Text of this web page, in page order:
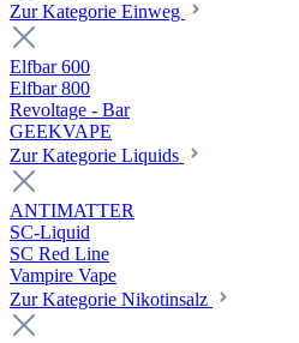
Zur Kategorie Einweg
Elfbar 600
Elfbar 800
Revoltage - Bar
GEEKVAPE
Zur Kategorie Liquids
ANTIMATTER
SC-Liquid
SC Red Line
Vampire Vape
Zur Kategorie Nikotinsalz